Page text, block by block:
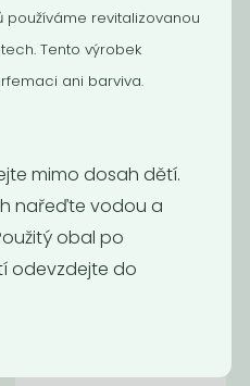
189Kč/ Kg
používáme revitalizovanou
Tento výrobek
ani barviva.
mimo dosah dětí.
nařeďte vodou a
obal po
odevzdejte do